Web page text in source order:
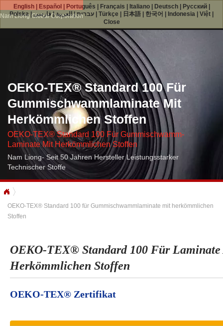
Nam Liong Global Corporation
OEKO-TEX® Standard 100 Für
Gummischwammlaminate Mit
Herkömmlichen Stoffen
OEKO-TEX® Standard 100 Für Gummischwamm-
Laminate Mit Herkömmlichen Stoffen
Nam Liong- Seit 50 Jahren Hersteller Leistungsstarker
Technischer Stoffe
OEKO-TEX® Standard 100 für Gummischwammlaminate mit herkömmlichen
Stoffen
OEKO-TEX® Standard 100 Für
Herkömmlichen Stoffen
OEKO-TEX® Zertifikat
English| Español Português Français Italiano| Deutsch| Русский|
Polska| עברית|العربية|فارسی Türkçe 日本語 한국어 Indonesia Việt
Close